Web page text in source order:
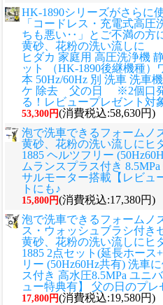
HK-1890シリーズがさらに
「コードレス・充電式高
ちも悪い‥」とご不満の方
黄砂、花粉の洗い流しに
ヒダカ 家庭用 高圧洗浄機
ット （HK-1890後継機種）
本 50Hz/60Hz 別 洗車 洗車
ケ 除去 父の日 ※2個口発
る！レビュープレゼント対
53,300円(消費税込:58,630円)
泡で洗車できるフォームノ
黄砂、花粉の洗い流しに ヒ
1885 ヘルツフリー
ムランスプラス付き
サルモーター搭載【レビュ
トにも♪
15,800円(消費税込:17,380円)
泡で洗車できるフォームノ
ス・ウォッシュブラシ付き
黄砂、花粉の洗い流しに ヒ
1885 2点セット(延長ホース
リー (50Hz60Hz共有) 洗車
ス付き 高水圧8.5MPa ユニ
ュー特典有】 父の日のプレ
17,800円(消費税込:19,580円)